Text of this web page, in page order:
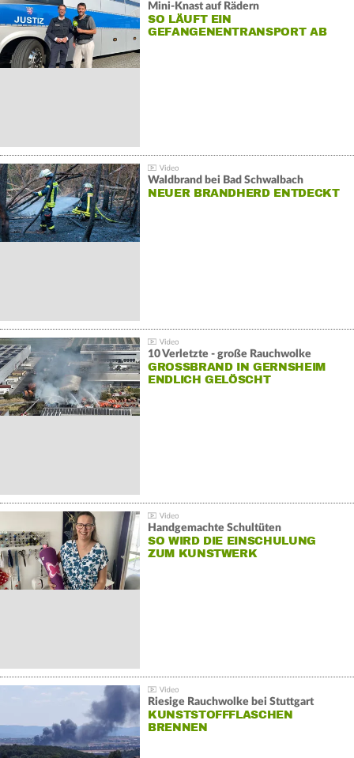
Mini-Knast auf Rädern
SO LÄUFT EIN
GEFANGENENTRANSPORT AB
Waldbrand bei Bad Schwalbach
NEUER BRANDHERD ENTDECKT
10 Verletzte - große Rauchwolke
GROSSBRAND IN GERNSHEIM E
NDLICH GELÖSCHT
Handgemachte Schultüten
SO WIRD DIE EINSCHULUNG
ZUM KUNSTWERK
Riesige Rauchwolke bei Stuttgart
KUNSTSTOFFFLASCHEN
BRENNEN